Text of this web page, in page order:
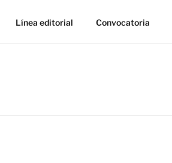
Línea editorial Convocatoria